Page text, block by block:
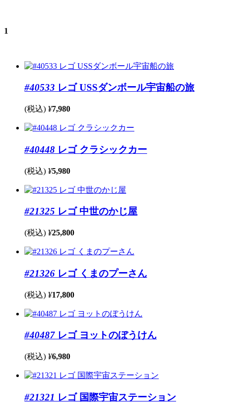
1
#40533 レゴ USSダンボール宇宙船の旅
(税込) ¥7,980
#40448 レゴ クラシックカー
(税込) ¥5,980
#21325 レゴ 中世のかじ屋
(税込) ¥25,800
#21326 レゴ くまのプーさん
(税込) ¥17,800
#40487 レゴ ヨットのぼうけん
(税込) ¥6,980
#21321 レゴ 国際宇宙ステーション